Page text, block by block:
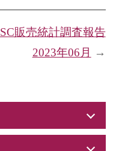
SC販売統計調査報告
2023年06月
→